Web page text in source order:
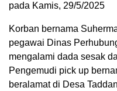
pada Kamis, 29/5/2025
Korban bernama
pegawai Dinas
mengalami dada sesak
Pengemudi pick up
beralamat di Desa